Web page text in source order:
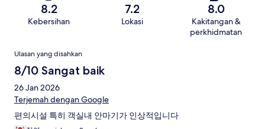
8.2
Kebersihan
7.2
Lokasi
8.0
Kakitangan &
perkhidmatan
Ulasan
Ulasan yang disahkan
8/10 Sangat baik
26 Jan 2026
Terjemah dengan Google
편의시설 특히 객실내 안마기가 인상적입니다